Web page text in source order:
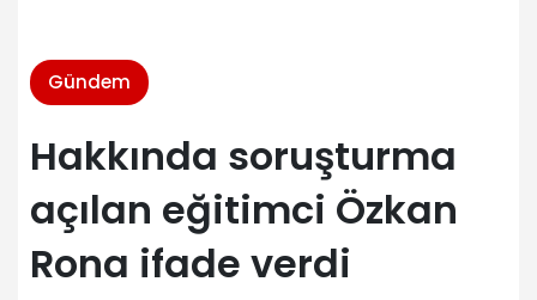
Gündem
Hakkında soruşturma
açılan eğitimci Özkan
Rona ifade verdi